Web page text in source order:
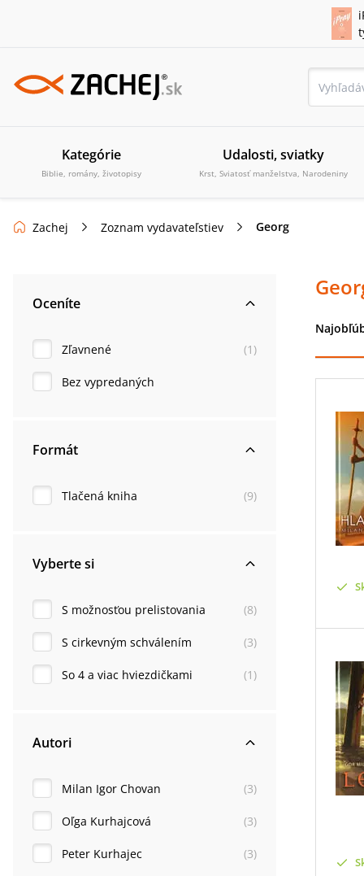
Kategórie
Biblie, romány, životopisy
Udalosti, sviatky
Krst, Sviatosť manželstva, Narodeniny
Zachej Zoznam vydavateľstiev Georg
Oceníte
Zľavnené (1 )
Bez vypredaných
Formát
Tlačená kniha (9)
Vyberte si
S možnosťou prelistovania (8)
S cirkevným schválením (3)
So 4 a viac hviezdičkami (1 )
Autori
Milan Igor Chovan (3)
Oľga Kurhajcová (3)
Peter Kurhajec (3)